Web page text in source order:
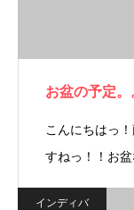
お盆の予定。
こんにちはっ
すねっ！！お
インディバ